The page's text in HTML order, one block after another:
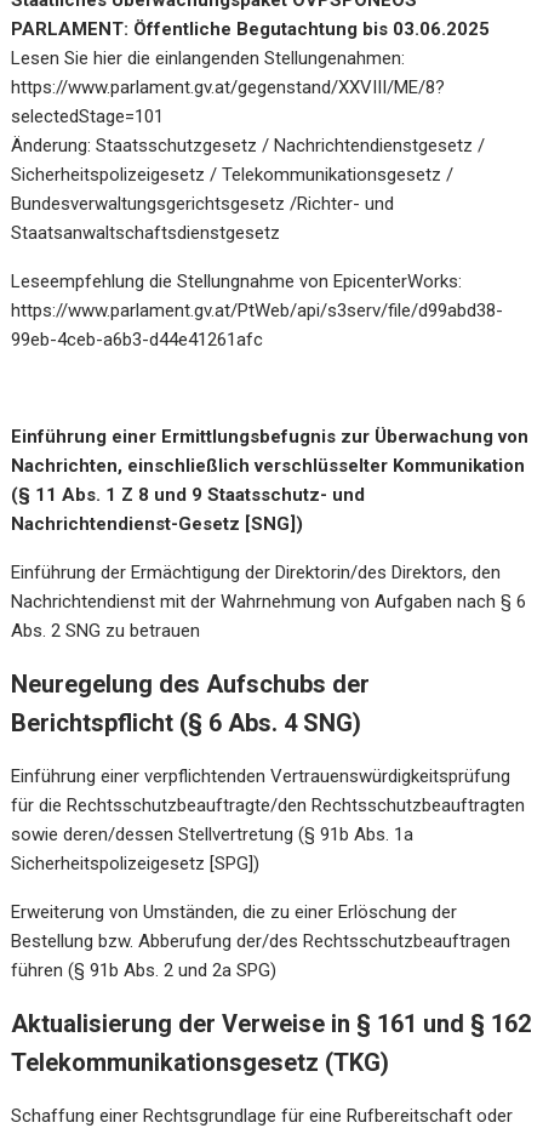
PARLAMENT: Öffentliche Begutachtung bis 03.06.2025
Lesen Sie hier die einlangenden Stellungenahmen:
https://www.parlament.gv.at/gegenstand/XXVIII/ME/8?
selectedStage=101
Änderung: Staatsschutzgesetz / Nachrichtendienstgesetz /
Sicherheitspolizeigesetz / Telekommunikationsgesetz /
Bundesverwaltungsgerichtsgesetz /Richter- und
Staatsanwaltschaftsdienstgesetz
Leseempfehlung die Stellungnahme von EpicenterWorks:
https://www.parlament.gv.at/PtWeb/api/s3serv/file/d99abd38-
99eb-4ceb-a6b3-d44e41261afc
Einführung einer Ermittlungsbefugnis zur Überwachung von
Nachrichten, einschließlich verschlüsselter Kommunikation
(§ 11 Abs. 1 Z 8 und 9 Staatsschutz- und
Nachrichtendienst-Gesetz [SNG])
Einführung der Ermächtigung der Direktorin/des Direktors, den
Nachrichtendienst mit der Wahrnehmung von Aufgaben nach § 6
Abs. 2 SNG zu betrauen
Neuregelung des Aufschubs der
Berichtspflicht (§ 6 Abs. 4 SNG)
Einführung einer verpflichtenden Vertrauenswürdigkeitsprüfung
für die Rechtsschutzbeauftragte/den Rechtsschutzbeauftragten
sowie deren/dessen Stellvertretung (§ 91b Abs. 1a
Sicherheitspolizeigesetz [SPG])
Erweiterung von Umständen, die zu einer Erlöschung der
Bestellung bzw. Abberufung der/des Rechtsschutzbeauftragen
führen (§ 91b Abs. 2 und 2a SPG)
Aktualisierung der Verweise in § 161 und § 162
Telekommunikationsgesetz (TKG)
Schaffung einer Rechtsgrundlage für eine Rufbereitschaft oder